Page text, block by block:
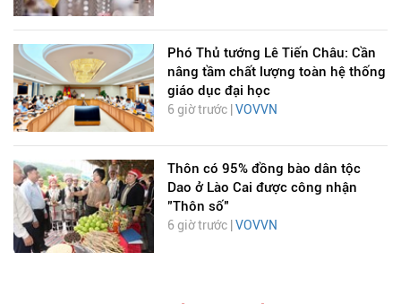
Phó Thủ tướng Lê Tiến Châu: Cần
nâng tầm chất lượng toàn hệ thống
giáo dục đại học
6 giờ trước | VOVVN
Thôn có 95% đồng bào dân tộc
Dao ở Lào Cai được công nhận
"Thôn số"
6 giờ trước | VOVVN